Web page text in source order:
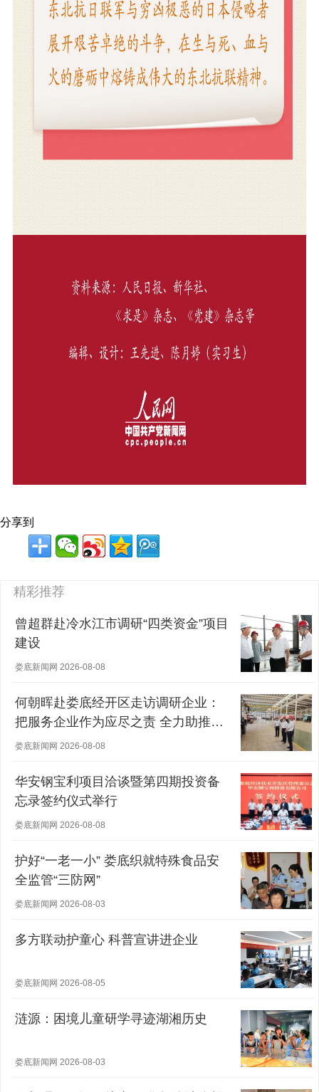
分享到
精彩推荐
曾超群赴冷水江市调研“四类资金”项目
建设
娄底新闻网 2026-08-08
何朝晖赴娄底经开区走访调研企业：
把服务企业作为应尽之责 全力助推经
营主体稳健发展
娄底新闻网 2026-08-08
华安钢宝利项目洽谈暨第四期投资备
忘录签约仪式举行
娄底新闻网 2026-08-08
护好“一老一小” 娄底织就特殊食品安
全监管“三防网”
娄底新闻网 2026-08-03
多方联动护童心 科普宣讲进企业
娄底新闻网 2026-08-05
涟源：困境儿童研学寻迹湖湘历史
娄底新闻网 2026-08-03